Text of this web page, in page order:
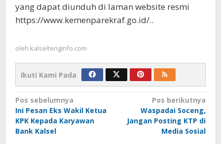
yang dapat diunduh di laman website resmi
https://www.kemenparekraf.go.id/..
oleh kalseltenginfo.com
Ikuti Kami Pada
Navigasi
pos
Pos sebelumnya
Ini Pesan Eks Wakil Ketua
KPK Kepada Karyawan
Bank Kalsel
Pos berikutnya
Waspadai Soceng,
Jangan Posting KTP di
Media Sosial